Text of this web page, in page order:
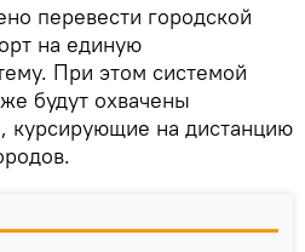
перевести городской
на единую
При этом системой
будут охвачены
курсирующие на дистанцию